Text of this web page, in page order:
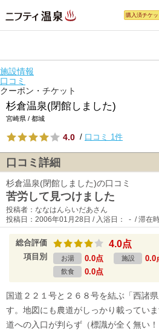
購入済チケ
施設情報
口コミ
クーポン・チケット
杉倉温泉(閉館しました)
宮崎県 / 都城
4.0 / 口コミ 1件
口コミ詳細
杉倉温泉(閉館しました)の口コミ
苦労して見つけました
投稿者：ななはんらいだあさん
投稿日：2006年01月28日 / 入浴日： - / 滞在
総合評価 4.0点
項目別 お湯 0.0点 施設 0.0
飲食 0.0点
国道２２１号と２６８号を結ぶ「西諸
す。地図にも農道がしっかり載ってい
道への入口が判らず（標識が全く無い